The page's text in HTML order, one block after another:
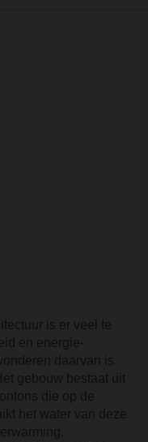
is er veel te
en energie-
daarvan is
gebouw bestaat uit
die op de
het water van deze